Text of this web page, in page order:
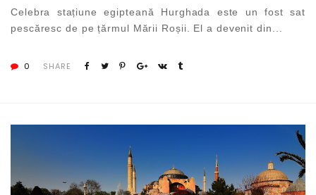
Celebra stațiune egipteană Hurghada este un fost sat
pescăresc de pe țărmul Mării Roșii. El a devenit din...
0 SHARE